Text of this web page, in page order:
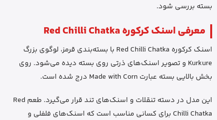
بسته بررسی شود.
معرفی اسنک کرکوره Red Chilli Chatka
اسنک کرکوره Red Chilli Chatka با بسته‌بندی قرمز، لوگوی بزرگ
Kurkure و تصویر اسنک‌های ذرتی روی بسته دیده می‌شود. روی
بخش بالایی بسته عبارت Made with Corn درج شده است.
این مدل در دسته تنقلات و اسنک‌های تند قرار می‌گیرد. طعم Red
Chilli Chatka برای کسانی مناسب است که اسنک‌های فلفلی و